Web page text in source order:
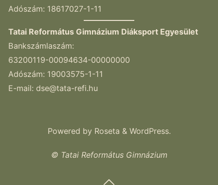
Adószám: 18617027-1-11
Tatai Református Gimnázium Diáksport Egyesület
Bankszámlaszám:
63200119-00094634-00000000
Adószám: 19003575-1-11
E-mail: dse@tata-refi.hu
Powered byRoseta & WordPress.
© Tatai Református Gimnázium